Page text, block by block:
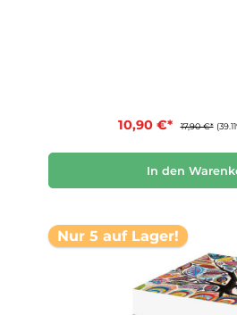
10,90 €* 17,90 €*
In den
Nur 5 auf Lager!